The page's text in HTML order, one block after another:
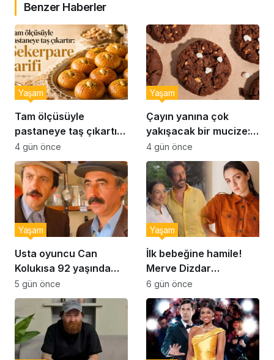
Benzer Haberler
Tam ölçüsüyle
pastaneye taş çıkartır:
Şekerpare tarifi
Yaşam
4 gün önce
Çayın yanına çok
yakışacak bir mucize:
Brownie tadında ıslak
kurabiye tarifi…
Yaşam
4 gün önce
Usta oyuncu Can
Kolukısa 92 yaşında
hayatını kaybetti
Yaşam
5 gün önce
İlk bebeğine hamile!
Merve Dizdar
sessizliğini bozdu: ‘İsim
bulmak çok zor’
Yaşam
6 gün önce